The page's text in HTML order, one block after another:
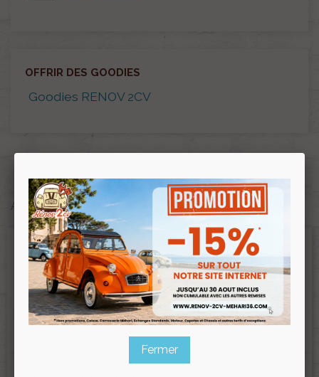
OFFRIR DES GOODIES
Goodies RENOV 2CV
Affichage 1-4 de 4 article(s)
Fermer